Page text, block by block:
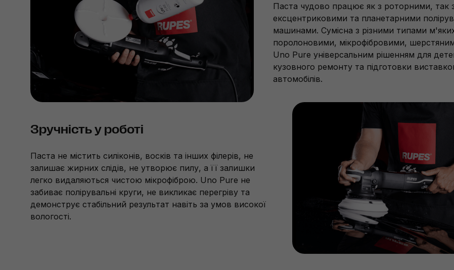
Паста чудово працює як з роторними, так
ексцентриковими та планетарними
машинами. Сумісна з різними типами м'яких
поролоновими, мікрофібровими,
Uno Pure універсальним рішенням для
кузовного ремонту та підготовки
автомобілів.
Зручність у роботі
Паста не містить силіконів, восків та інших філерів, не
залишає жирних слідів, не утворює пилу, а її залишки
легко видаляються чистою мікрофіброю. Uno Pure не
забиває полірувальні круги, не викликає перегріву та
демонструє стабільний результат навіть за умов високої
вологості.